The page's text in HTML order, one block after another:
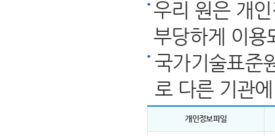
우리 원은 개
부당하게 이용
국가기술표준
로 다른 기관
개인정보파일